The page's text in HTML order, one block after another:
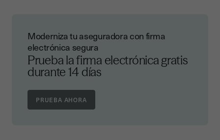
Moderniza tu aseguradora con firma
electrónica segura
Prueba la firma electrónica gratis
durante 14 días